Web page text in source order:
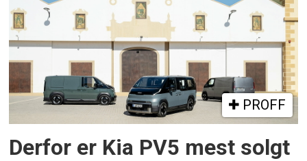
PROFF
Derfor er Kia PV5 mest solgt